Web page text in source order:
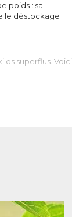
poids : sa
le déstockage
superflus. Voici
d’utiliser ses